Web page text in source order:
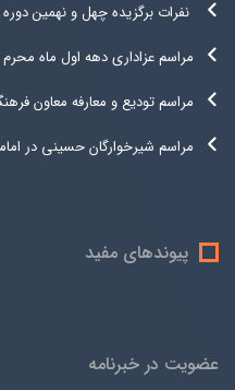
نفرات برگزیده چهل و نهمین
مراسم عزاداری دهه اول ماه محرم
مراسم تودیع و معارفه معاون
مراسم شیرخوارگان حسینی در
پیوندهای مفید
عضویت در خبرنامه